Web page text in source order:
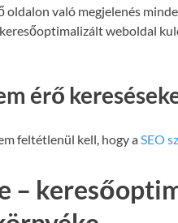
oldalon való megjelenés
weboldal
érő
feltétlenül kell, hogy aSEO
–